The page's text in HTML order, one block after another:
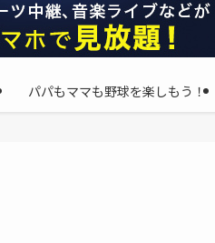
パパもママも野球を楽しもう！